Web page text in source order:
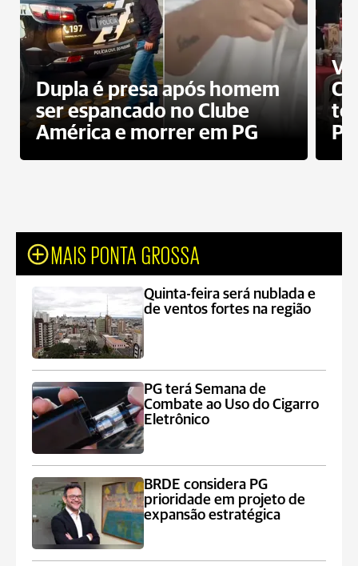
Dupla é presa após homem
ser espancado no Clube
América e morrer em PG
PG
MAIS PONTA GROSSA
Quinta-feira será nublada e
de ventos fortes na região
PG terá Semana de
Combate ao Uso do Cigarro
Eletrônico
BRDE considera PG
prioridade em projeto de
expansão estratégica